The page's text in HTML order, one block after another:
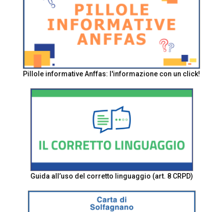
Pillole informative Anffas: l'informazione con un click!
Guida all’uso del corretto linguaggio (art. 8 CRPD)